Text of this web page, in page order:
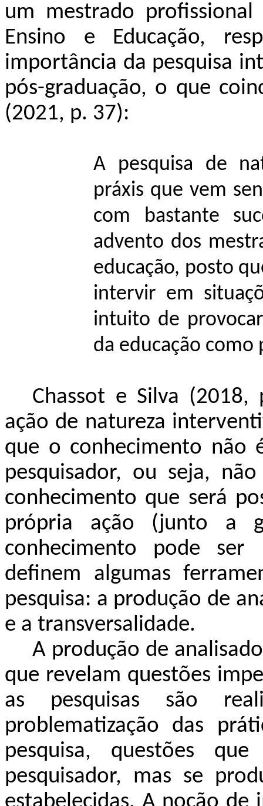
um mestrado
Ensino e Educação,
importância da pesquisa
pós-graduação, o que
(2021, p. 37):
A pesquisa de
práxis que vem
com bastante
advento dos
educação, posto
intervir em
intuito de
da educação como
Chassot e Silva
ação de natureza
que o conhecimento não
pesquisador, ou seja,
conhecimento que será
própria ação (junto a
conhecimento pode ser
definem algumas
pesquisa: a produção de
e a transversalidade.
A produção de
que revelam questões
as pesquisas são
problematização das
pesquisa, questões
pesquisador, mas se